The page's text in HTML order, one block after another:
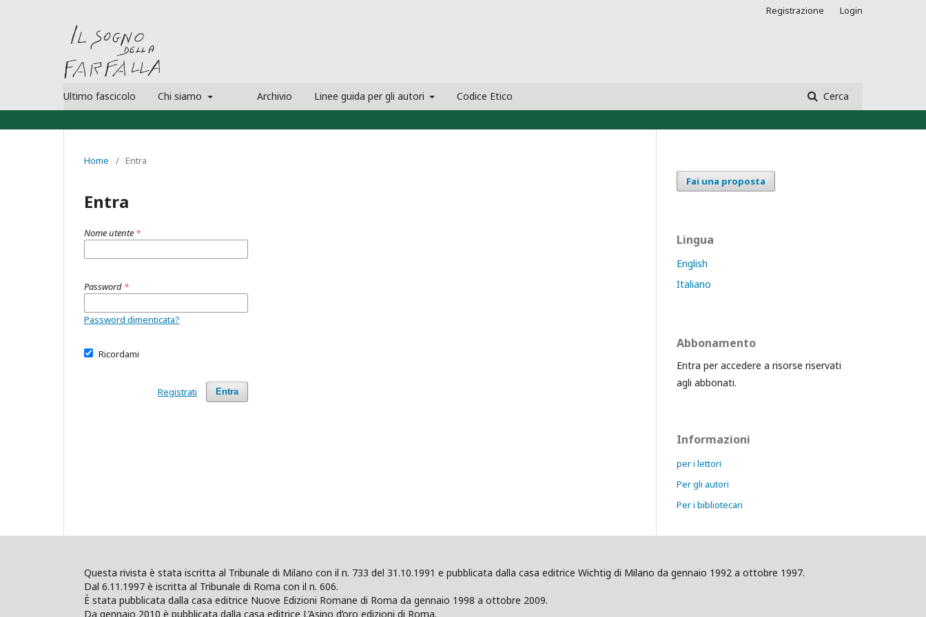
Ultimo fascicolo Chi siamo Archivio Linee guida per gli autori Codice Etico Cerca
Registrazione Login
Home / Entra
Entra
Nome utente *
Password *
Password dimenticata?
Ricordami
Entra
Registrati
Fai una proposta
Lingua
English
Italiano
Abbonamento
Entra per accedere a risorse riservati
agli abbonati.
Informazioni
per i lettori
Per gli autori
Per i bibliotecari
Questa rivista è stata iscritta al Tribunale di Milano con il n. 733 del 31.10.1991 e pubblicata dalla casa editrice Wichtig di Milano da gennaio 1992 a ottobre 1997.
Dal 6.11.1997 è iscritta al Tribunale di Roma con il n. 606.
È stata pubblicata dalla casa editrice Nuove Edizioni Romane di Roma da gennaio 1998 a ottobre 2009.
Da gennaio 2010 è pubblicata dalla casa editrice L’Asino d’oro edizioni di Roma.